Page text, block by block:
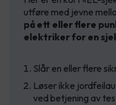
utføre med jevne
på ett eller flere
elektriker for en
Slår en eller flere
Løser ikke
ved betjening av